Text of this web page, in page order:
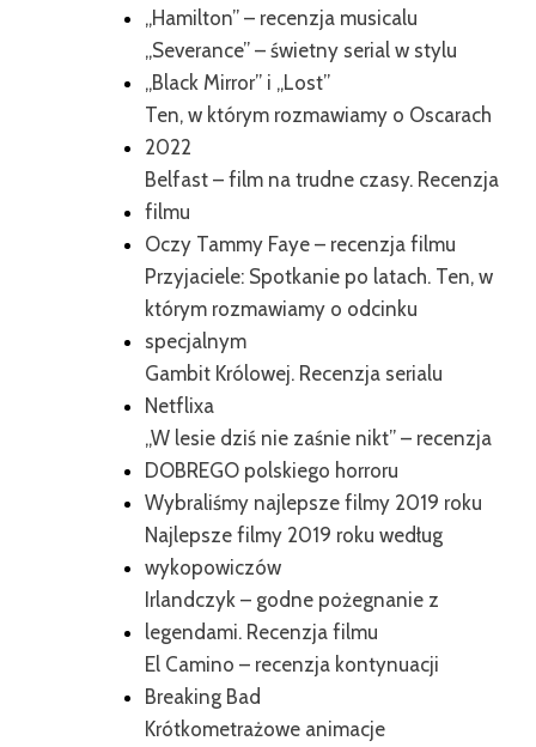
„Hamilton” – recenzja musicalu
„Severance” – świetny serial w stylu
„Black Mirror” i „Lost”
Ten, w którym rozmawiamy o Oscarach
2022
Belfast – film na trudne czasy. Recenzja
filmu
Oczy Tammy Faye – recenzja filmu
Przyjaciele: Spotkanie po latach. Ten, w
którym rozmawiamy o odcinku
specjalnym
Gambit Królowej. Recenzja serialu
Netflixa
„W lesie dziś nie zaśnie nikt” – recenzja
DOBREGO polskiego horroru
Wybraliśmy najlepsze filmy 2019 roku
Najlepsze filmy 2019 roku według
wykopowiczów
Irlandczyk – godne pożegnanie z
legendami. Recenzja filmu
El Camino – recenzja kontynuacji
Breaking Bad
Krótkometrażowe animacje